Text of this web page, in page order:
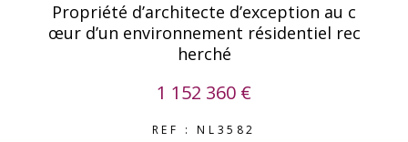
Propriété d’architecte d’exception au c
œur d’un environnement résidentiel rec
herché
1 152 360 €
REF : NL3582